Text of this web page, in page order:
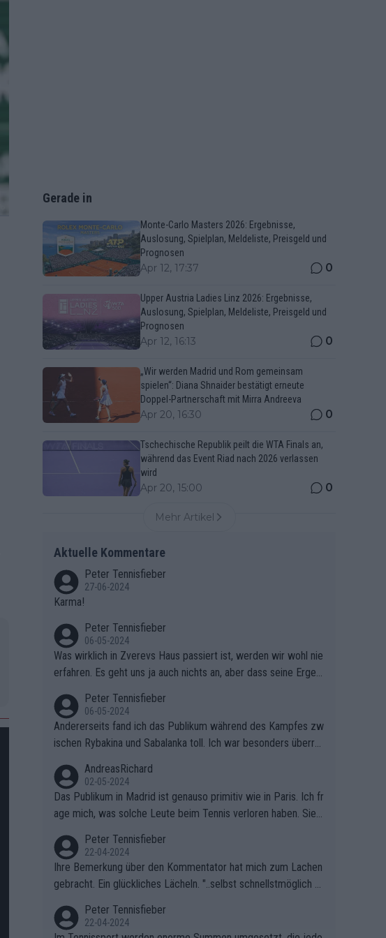
Gerade in
Monte-Carlo Masters 2026: Ergebnisse,
Auslosung, Spielplan, Meldeliste, Preisgeld und
Prognosen
Apr 12, 17:37 0
Upper Austria Ladies Linz 2026: Ergebnisse,
Auslosung, Spielplan, Meldeliste, Preisgeld und
Prognosen
Apr 12, 16:13 0
„Wir werden Madrid und Rom gemeinsam
spielen“: Diana Shnaider bestätigt erneute
Doppel-Partnerschaft mit Mirra Andreeva
Apr 20, 16:30 0
Tschechische Republik peilt die WTA Finals an,
während das Event Riad nach 2026 verlassen
wird
Apr 20, 15:00 0
Mehr Artikel
Aktuelle Kommentare
Peter Tennisfieber
27-06-2024
Karma!
Peter Tennisfieber
06-05-2024
Was wirklich in Zverevs Haus passiert ist, werden wir wohl nie
erfahren. Es geht uns ja auch nichts an, aber dass seine Ergeb
Peter Tennisfieber
06-05-2024
Andererseits fand ich das Publikum während des Kampfes zw
ischen Rybakina und Sabalanka toll. Ich war besonders überras
AndreasRichard
02-05-2024
Das Publikum in Madrid ist genauso primitiv wie in Paris. Ich fr
age mich, was solche Leute beim Tennis verloren haben. Sie s
ben.
Peter Tennisfieber
22-04-2024
Ihre Bemerkung über den Kommentator hat mich zum Lachen
gebracht. Ein glückliches Lächeln. "..selbst schnellstmöglich na
Peter Tennisfieber
22-04-2024